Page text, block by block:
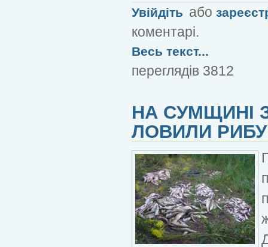
Увійдіть або
коментарі.
Весь текст...
переглядів 3812
НА СУМЩИНІ
ЛОВИЛИ